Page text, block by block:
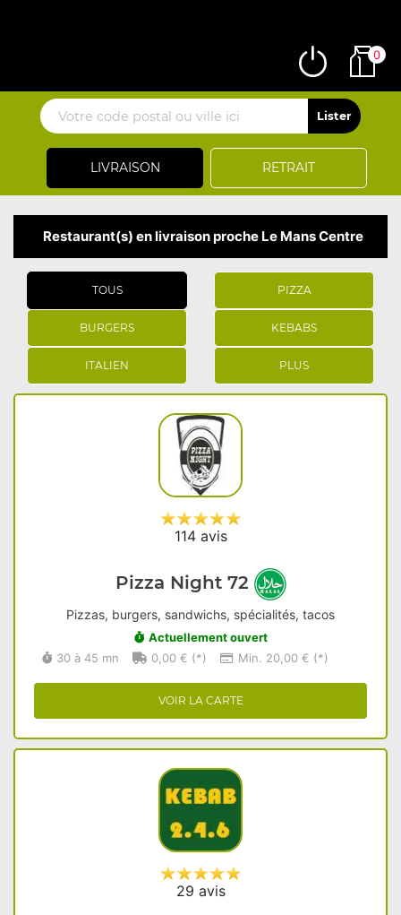
LIVRAISON RETRAIT
0
Restaurant(s) en livraison proche Le Mans Centre
TOUS PIZZA
BURGERS KEBABS
ITALIEN PLUS
114 avis
Pizza Night 72
Pizzas, burgers, sandwichs, spécialités, tacos
Actuellement ouvert
30 à 45 mn
0,00 € (*) Min. 20,00 € (*)
VOIR LA CARTE
29 avis